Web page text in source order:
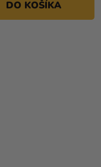
DO KOŠÍKA